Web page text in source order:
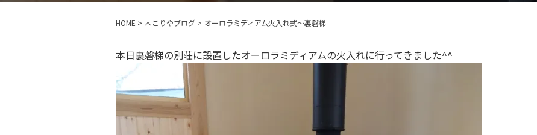
HOME > 木こりやブログ > オーロラミディアム火入れ式～裏磐梯
本日裏磐梯の別荘に設置したオーロラミディアムの火入れに行ってきました^^